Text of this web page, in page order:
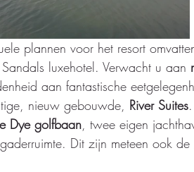
plannen voor het resort
luxehotel. Verwacht u aan
aan fantastische
nieuw gebouwde, River Suites
Dye golfbaan, twee eigen
Dit zijn meteen ook